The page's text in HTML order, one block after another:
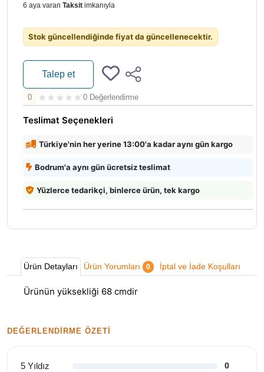
6 aya varan Taksit imkanıyla
Stok güncellendiğinde fiyat da güncellenecektir.
Talep et
0 0 Değerlendirme
Teslimat Seçenekleri
Türkiye'nin her yerine 13:00'a kadar aynı gün kargo
Bodrum'a aynı gün ücretsiz teslimat
Yüzlerce tedarikçi, binlerce ürün, tek kargo
Ürün Detayları Ürün Yorumları 0 İptal ve İade Koşulları
Ürünün yüksekliği 68 cmdir
DEĞERLENDIRME ÖZETI
5 Yıldız 0